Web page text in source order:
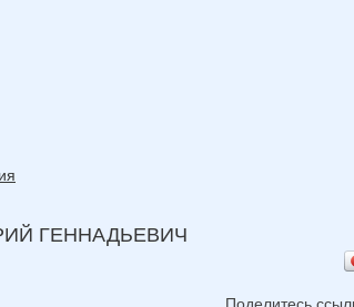
ГЕННАДЬЕВИЧ